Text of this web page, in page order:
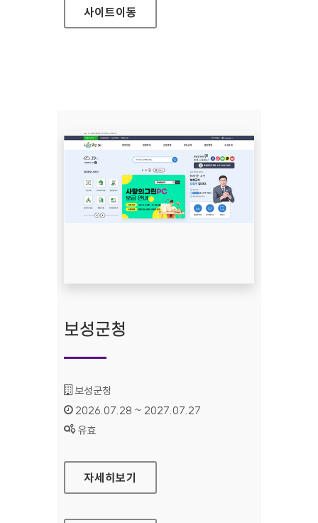
사이트이동
보성군청
기관명 :
보성군청
인증기간 :
2026.07.28 ~ 2027.07.27
상태 :
유효
보성군청
자세히보기